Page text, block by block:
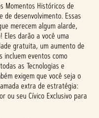
Momentos Históricos de
desenvolvimento. Essas
merecem algum alarde,
darão a você uma
gratuita, um aumento de
incluem eventos como
as Tecnologias e
exigem que você seja o
extra de estratégia:
ou seu Cívico Exclusivo para